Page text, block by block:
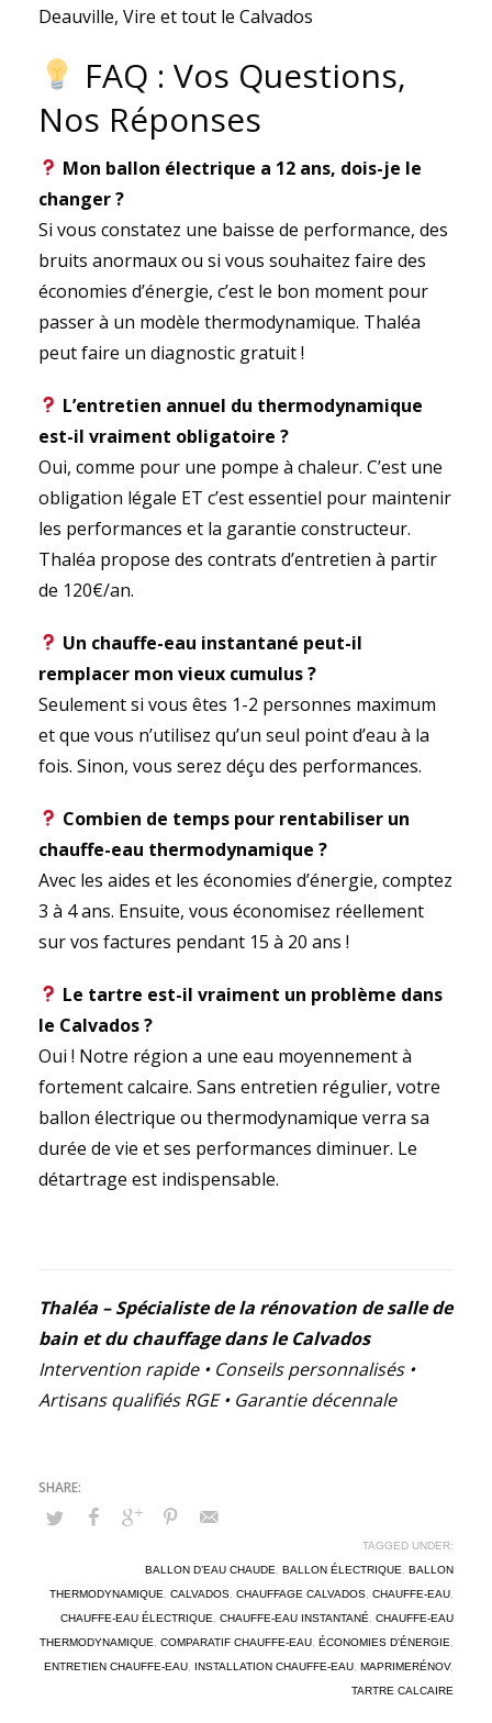
Deauville, Vire et tout le Calvados
FAQ : Vos Questions,
Nos Réponses
Mon ballon électrique a 12 ans, dois-je le
changer ?
Si vous constatez une baisse de performance, des
bruits anormaux ou si vous souhaitez faire des
économies d’énergie, c’est le bon moment pour
passer à un modèle thermodynamique. Thaléa
peut faire un diagnostic gratuit !
L’entretien annuel du thermodynamique
est-il vraiment obligatoire ?
Oui, comme pour une pompe à chaleur. C’est une
obligation légale ET c’est essentiel pour maintenir
les performances et la garantie constructeur.
Thaléa propose des contrats d’entretien à partir
de 120€/an.
Un chauffe-eau instantané peut-il
remplacer mon vieux cumulus ?
Seulement si vous êtes 1-2 personnes maximum
et que vous n’utilisez qu’un seul point d’eau à la
fois. Sinon, vous serez déçu des performances.
Combien de temps pour rentabiliser un
chauffe-eau thermodynamique ?
Avec les aides et les économies d’énergie, comptez
3 à 4 ans. Ensuite, vous économisez réellement
sur vos factures pendant 15 à 20 ans !
Le tartre est-il vraiment un problème dans
le Calvados ?
Oui ! Notre région a une eau moyennement à
fortement calcaire. Sans entretien régulier, votre
ballon électrique ou thermodynamique verra sa
durée de vie et ses performances diminuer. Le
détartrage est indispensable.
Thaléa – Spécialiste de la rénovation de salle de
bain et du chauffage dans le Calvados
Intervention rapide • Conseils personnalisés •
Artisans qualifiés RGE • Garantie décennale
TAGGED UNDER:
BALLON D’EAU CHAUDE
BALLON ÉLECTRIQUE
BALLON
THERMODYNAMIQUE
CALVADOS CHAUFFAGE CALVADOS CHAUFFE-EAU
CHAUFFE-EAU ÉLECTRIQUE
CHAUFFE-EAU INSTANTANÉ
CHAUFFE-EAU
THERMODYNAMIQUE
COMPARATIF CHAUFFE-EAU ÉCONOMIES D'ÉNERGIE
ENTRETIEN CHAUFFE-EAU
INSTALLATION CHAUFFE-EAU MAPRIMERÉNOV,
TARTRE CALCAIRE